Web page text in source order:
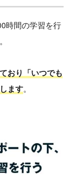
時間の学習を行
おり「いつでも
ます。